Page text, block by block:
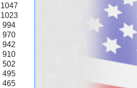
1047
1023
994
970
942
910
502
495
465